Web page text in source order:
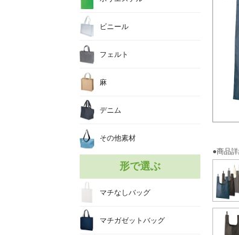
●商品
ビニール
フェルト
麻
デニム
その他素材
形で選ぶ
マチなしバッグ
マチガゼットバッグ